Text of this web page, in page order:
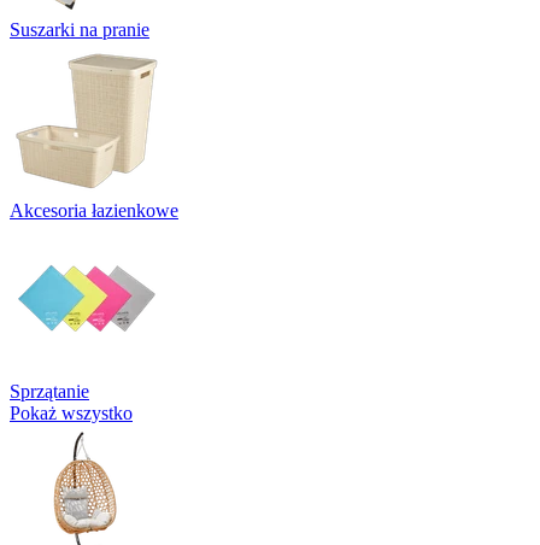
Suszarki na pranie
Akcesoria łazienkowe
Sprzątanie
Pokaż wszystko